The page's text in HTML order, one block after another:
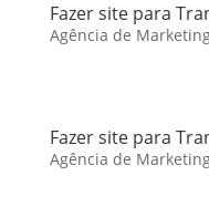
Fazer site para
Agência de
Fazer site para
Agência de